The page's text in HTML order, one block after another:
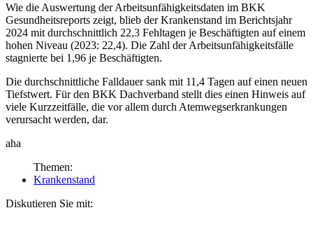
Wie die Auswertung der Arbeitsunfähigkeitsdaten im BKK
Gesundheitsreports zeigt, blieb der Krankenstand im Berichtsjahr
2024 mit durchschnittlich 22,3 Fehltagen je Beschäftigten auf einem
hohen Niveau (2023: 22,4). Die Zahl der Arbeitsunfähigkeitsfälle
stagnierte bei 1,96 je Beschäftigten.
Die durchschnittliche Falldauer sank mit 11,4 Tagen auf einen neuen
Tiefstwert. Für den BKK Dachverband stellt dies einen Hinweis auf
viele Kurzzeitfälle, die vor allem durch Atemwegserkrankungen
verursacht werden, dar.
aha
Themen:
Krankenstand
Diskutieren Sie mit: